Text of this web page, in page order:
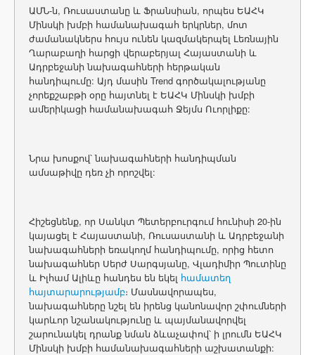
ԱՄՆ-ն, Ռուսաստանը և Ֆրանսիան, որպես ԵԱՀԿ
Մինսկի խմբի համանախագահ երկրներ, մոտ
ժամանակներս հույս ունեն կազմակերպել Լեռնային
Ղարաբաղի հարցի վերաբերյալ Հայաստանի և
Ադրբեջանի նախագահների հերթական
հանդիպումը: Այդ մասին Trend գործակալությանը
չորեքշաբթի օրը հայտնել է ԵԱՀԿ Մինսկի խմբի
ամերիկացի համանախագահ Ջեյմս Ուորլիքը:
Նրա խոսքով՝ նախագահների հանդիպման
ամսաթիվը դեռ չի որոշվել:
Հիշեցնենք, որ Սանկտ Պետերբուրգում հունիսի 20-ին
կայացել է Հայաստանի, Ռուսաստանի և Ադրբեջանի
նախագահների եռակողմ հանդիպումը, որից հետո
նախագահներ Սերժ Սարգսյանը, Վլադիմիր Պուտինը
և Իլհամ Ալիևը հանդես են եկել համատեղ
հայտարարությամբ։ Մասնավորապես,
նախագահները նշել են իրենց կանոնավոր շփումների
կարևոր նշանակությունը և պայմանավորվել
շարունակել դրանք նման ձևաչափով՝ ի լրումն ԵԱՀԿ
Մինսկի խմբի համանախագահների աշխատանքի: